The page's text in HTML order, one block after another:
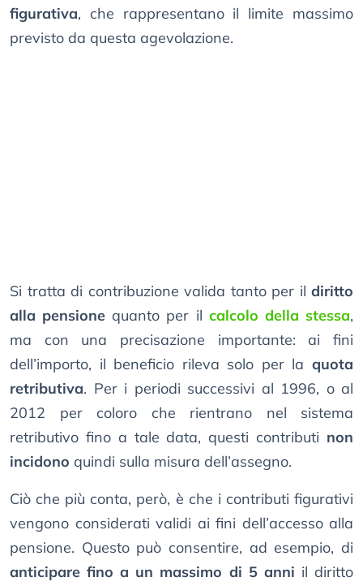
figurativa, che rappresentano il limite massimo
previsto da questa agevolazione.
Si tratta di contribuzione valida tanto per il diritto
alla pensione quanto per il calcolo della stessa,
ma con una precisazione importante: ai fini
dell’importo, il beneficio rileva solo per la quota
retributiva. Per i periodi successivi al 1996, o al
2012 per coloro che rientrano nel sistema
retributivo fino a tale data, questi contributi non
incidono quindi sulla misura dell’assegno.
Ciò che più conta, però, è che i contributi figurativi
vengono considerati validi ai fini dell’accesso alla
pensione. Questo può consentire, ad esempio, di
anticipare fino a un massimo di 5 anni il diritto